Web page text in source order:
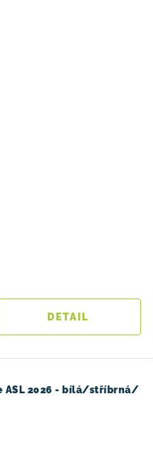
ASL 2026 - bílá/stříbrná/